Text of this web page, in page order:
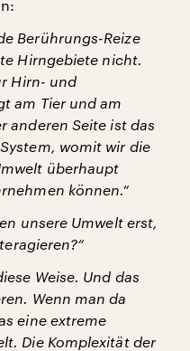
Berührungs-Reize
Hirngebiete nicht.
Hirn- und
am Tier und am
anderen Seite ist das
womit wir die
überhaupt
können.“
unsere Umwelt erst,
Weise. Und das
Wenn man da
eine extreme
Die Komplexität der